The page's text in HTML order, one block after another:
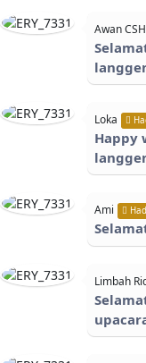
Awan CSH
Loka
Happy
Ami
Limbah